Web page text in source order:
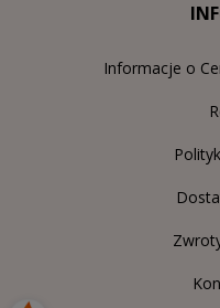
Informacje o